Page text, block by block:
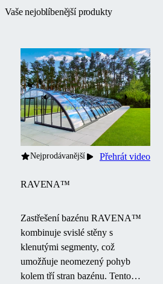
Vaše nejoblíbenější produkty
Nejprodávanější
RAVENA™
Zastřešení bazénu RAVENA™
kombinuje svislé stěny s
klenutými segmenty, což
umožňuje neomezený pohyb
kolem tří stran bazénu. Tento
Přehrát video